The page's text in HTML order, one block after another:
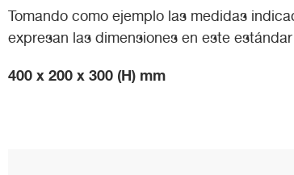
Tomando como ejemplo las medidas
expresan las dimensiones en este
400 x 200 x 300 (H) mm